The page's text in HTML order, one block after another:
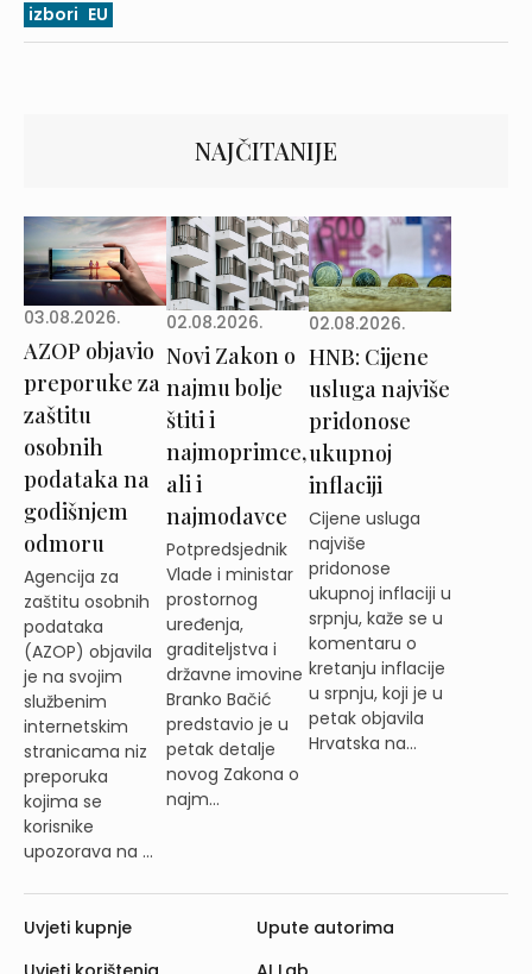
izbori EU
NAJČITANIJE
03.08.2026.
AZOP objavio
preporuke za
zaštitu
osobnih
podataka na
godišnjem
odmoru
Agencija za
zaštitu osobnih
podataka
(AZOP) objavila
je na svojim
službenim
internetskim
stranicama niz
preporuka
kojima se
korisnike
upozorava na ...
02.08.2026.
Novi Zakon o
najmu bolje
štiti i
najmoprimce,
ali i
najmodavce
Potpredsjednik
Vlade i ministar
prostornog
uređenja,
graditeljstva i
državne imovine
Branko Bačić
predstavio je u
petak detalje
novog Zakona o
najm...
02.08.2026.
HNB: Cijene
usluga najviše
pridonose
ukupnoj
inflaciji
Cijene usluga
najviše
pridonose
ukupnoj inflaciji u
srpnju, kaže se u
komentaru o
kretanju inflacije
u srpnju, koji je u
petak objavila
Hrvatska na...
Uvjeti kupnje
Upute autorima